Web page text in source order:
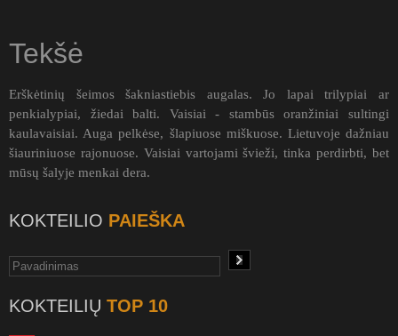
Tekšė
Erškėtinių šeimos šakniastiebis augalas. Jo lapai trilypiai ar
penkialypiai, žiedai balti. Vaisiai - stambūs oranžiniai sultingi
kaulavaisiai. Auga pelkėse, šlapiuose miškuose. Lietuvoje dažniau
šiauriniuose rajonuose. Vaisiai vartojami švieži, tinka perdirbti, bet
mūsų šalyje menkai dera.
KOKTEILIO PAIEŠKA
KOKTEILIŲ TOP 10